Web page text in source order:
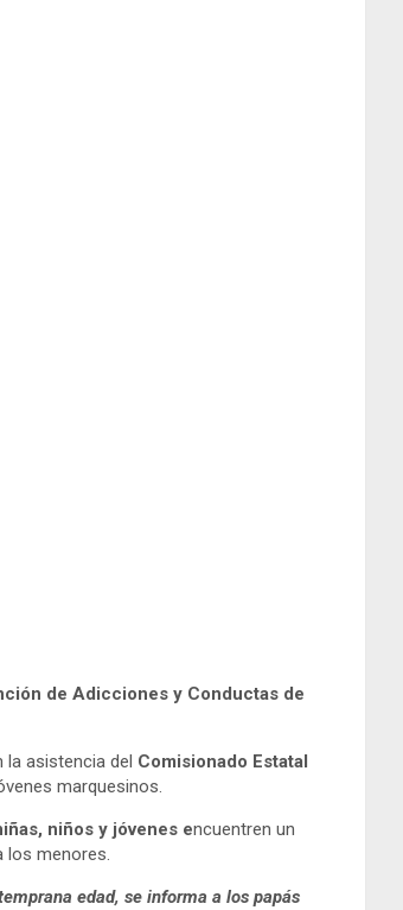
de Adicciones y Conductas de
asistencia del Comisionado Estatal
marquesinos.
niños y jóvenes encuentren un
los menores.
edad, se informa a los papás